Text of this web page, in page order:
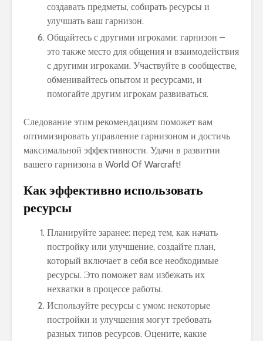
создавать предметы, собирать ресурсы и
улучшать ваш гарнизон.
Общайтесь с другими игроками: гарнизон –
это также место для общения и взаимодействия
с другими игроками. Участвуйте в сообществе,
обменивайтесь опытом и ресурсами, и
помогайте другим игрокам развиваться.
Следование этим рекомендациям поможет вам
оптимизировать управление гарнизоном и достичь
максимальной эффективности. Удачи в развитии
вашего гарнизона в World Of Warcraft!
Как эффективно использовать
ресурсы
Планируйте заранее: перед тем, как начать
постройку или улучшение, создайте план,
который включает в себя все необходимые
ресурсы. Это поможет вам избежать их
нехватки в процессе работы.
Используйте ресурсы с умом: некоторые
постройки и улучшения могут требовать
разных типов ресурсов. Оцените, какие